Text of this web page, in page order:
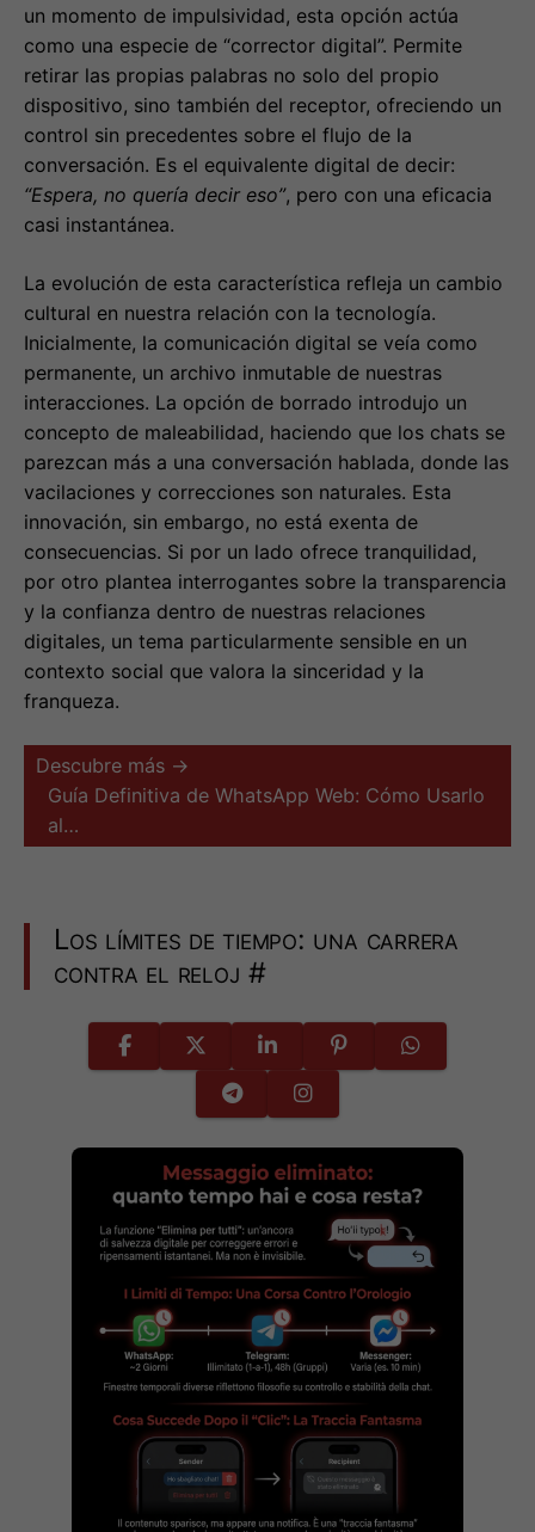
un momento de impulsividad, esta opción actúa
como una especie de “corrector digital”. Permite
retirar las propias palabras no solo del propio
dispositivo, sino también del receptor, ofreciendo un
control sin precedentes sobre el flujo de la
conversación. Es el equivalente digital de decir:
“Espera, no quería decir eso”, pero con una eficacia
casi instantánea.
La evolución de esta característica refleja un cambio
cultural en nuestra relación con la tecnología.
Inicialmente, la comunicación digital se veía como
permanente, un archivo inmutable de nuestras
interacciones. La opción de borrado introdujo un
concepto de maleabilidad, haciendo que los chats se
parezcan más a una conversación hablada, donde las
vacilaciones y correcciones son naturales. Esta
innovación, sin embargo, no está exenta de
consecuencias. Si por un lado ofrece tranquilidad,
por otro plantea interrogantes sobre la transparencia
y la confianza dentro de nuestras relaciones
digitales, un tema particularmente sensible en un
contexto social que valora la sinceridad y la
franqueza.
Descubre más →
Guía Definitiva de WhatsApp Web: Cómo Usarlo
al…
Los límites de tiempo: una carrera
contra el reloj #